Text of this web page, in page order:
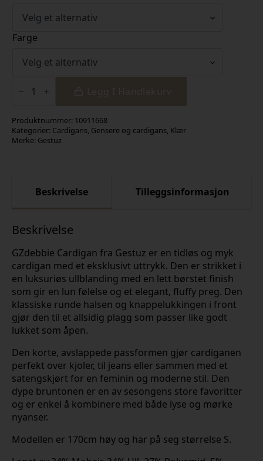
Farge
cardigan
Produktnummer: 10911668
Kategorier: Cardigans, Gensere og cardigans, Klær
Merke: Gestuz
Beskrivelse Tilleggsinformasjon
Beskrivelse
GZdebbie Cardigan fra Gestuz er en tidløs og myk
cardigan med et eksklusivt uttrykk. Den er strikket i
en luksuriøs ullblanding med en lett børstet finish
som gir en lun følelse og et elegant, fluffy preg. Den
klassiske runde halsen og knappelukkingen i front
gjør den til et allsidig plagg som passer like godt
lukket som åpen.
Den korte, avslappede passformen gjør cardiganen
perfekt over kjoler, til jeans eller sammen med et
satengskjørt for en feminin og moderne stil. Den
dype bruntonen er en av sesongens store favoritter
og er enkel å kombinere med både lyse og mørke
nyanser.
Modellen er 170cm høy og har på seg størrelse S.